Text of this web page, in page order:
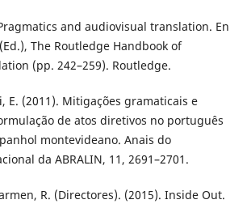
and audiovisual translation. En
The Routledge Handbook of
(pp. 242–259). Routledge.
E. (2011). Mitigações gramaticais e
de atos diretivos no português
montevideano. Anais do
da ABRALIN, 11, 2691–2701.
R. (Directores). (2015). Inside Out.